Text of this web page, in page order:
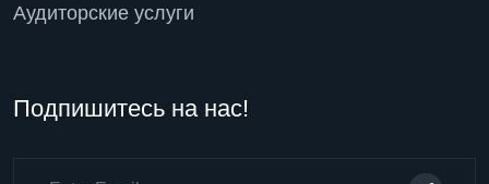
Аудиторские услуги
Подпишитесь на нас!